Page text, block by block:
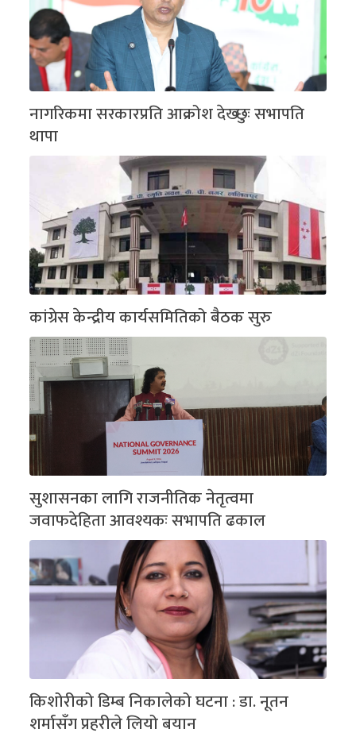
नागरिकमा सरकारप्रति आक्रोश देख्छुः सभापति
थापा
कांग्रेस केन्द्रीय कार्यसमितिको बैठक सुरु
सुशासनका लागि राजनीतिक नेतृत्वमा
जवाफदेहिता आवश्यकः सभापति ढकाल
किशोरीको डिम्ब निकालेको घटना : डा. नूतन
शर्मासँग प्रहरीले लियो बयान